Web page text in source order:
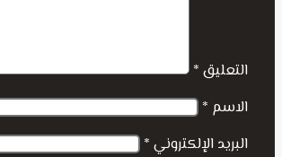
التعليق *
الاسم *
البريد الإلكتروني *